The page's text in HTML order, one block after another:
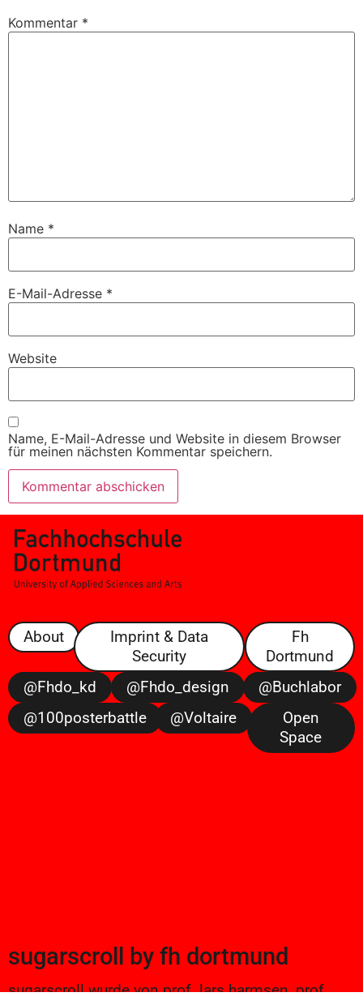
Kommentar *
Name *
E-Mail-Adresse *
Website
Name, E-Mail-Adresse und Website in diesem Browser
für meinen nächsten Kommentar speichern.
About
Imprint & Data
Security
Fh
Dortmund
@fhdo_kd
@fhdo_design
@buchlabor
@100posterbattle
@voltaire
Open
Space
sugarscroll by fh dortmund
sugarscroll wurde von prof. lars harmsen, prof.